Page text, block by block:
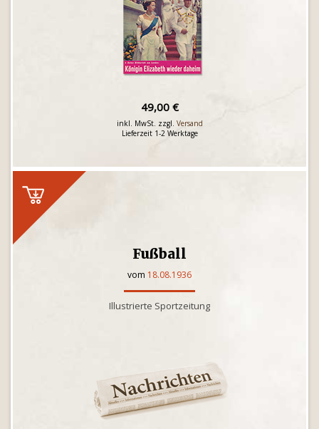
49,00 €
inkl. MwSt. zzgl. Versand
Lieferzeit 1-2 Werktage
Fußball
vom 18.08.1936
Illustrierte Sportzeitung